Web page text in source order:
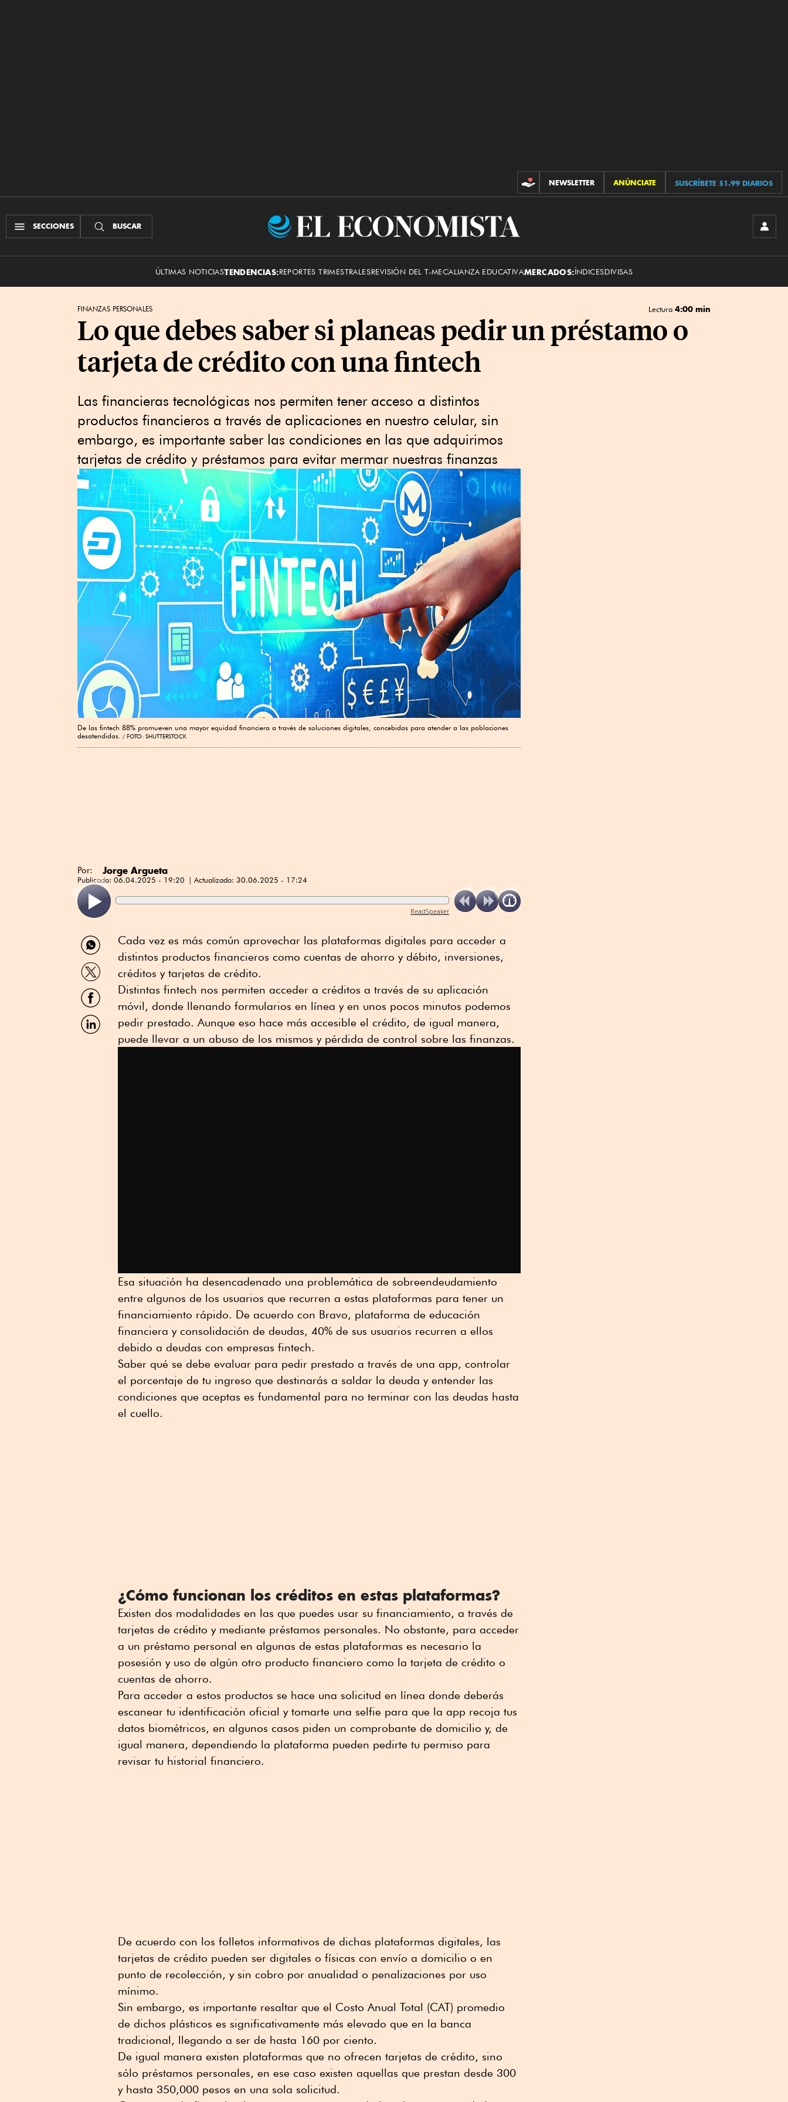
CONTRIBUCIONES
NEWSLETTER ANÚNCIATE SUSCRÍBETE $1.99 DIARIOS
SECCIONES BUSCAR
El
ÚLTIMAS NOTICIASTENDENCIAS:REPORTES TRIMESTRALESREVISIÓN DEL T-MECALIANZA EDUCATIVAMERCADOS:ÍNDICESDIVISAS
FINANZAS PERSONALES Lectura 4:00 min
Lo que debes saber si planeas pedir un préstamo o
tarjeta de crédito con una fintech
Las financieras tecnológicas nos permiten tener acceso a distintos
productos financieros a través de aplicaciones en nuestro celular, sin
embargo, es importante saber las condiciones en las que adquirimos
tarjetas de crédito y préstamos para evitar mermar nuestras finanzas
De las fintech 88% promueven una mayor equidad financiera a través de soluciones digitales, concebidas para atender a las poblaciones
desatendidas.
FOTO: SHUTTERSTOCK
Por: Jorge Argueta
Publicado: 06.04.2025 - 19:20 Actualizado: 30.06.2025 - 17:24
ReadSpeaker
Compartir
por
WhatsApp
Compartir
por
Twitter
Compartir
por
Facebook
Compartir
por
Cada vez es más común aprovechar las plataformas digitales para acceder a
distintos productos financieros como cuentas de ahorro y débito, inversiones,
créditos y tarjetas de crédito.
Distintas fintech nos permiten acceder a créditos a través de su aplicación
móvil, donde llenando formularios en línea y en unos pocos minutos podemos
pedir prestado. Aunque eso hace más accesible el crédito, de igual manera,
puede llevar a un abuso de los mismos y pérdida de control sobre las finanzas.
Esa situación ha desencadenado una problemática de sobreendeudamiento
entre algunos de los usuarios que recurren a estas plataformas para tener un
financiamiento rápido. De acuerdo con Bravo, plataforma de educación
financiera y consolidación de deudas, 40% de sus usuarios recurren a ellos
debido a deudas con empresas fintech.
Saber qué se debe evaluar para pedir prestado a través de una app, controlar
el porcentaje de tu ingreso que destinarás a saldar la deuda y entender las
condiciones que aceptas es fundamental para no terminar con las deudas hasta
el cuello.
¿Cómo funcionan los créditos en estas plataformas?
Existen dos modalidades en las que puedes usar su financiamiento, a través de
tarjetas de crédito y mediante préstamos personales. No obstante, para acceder
a un préstamo personal en algunas de estas plataformas es necesario la
posesión y uso de algún otro producto financiero como la tarjeta de crédito o
cuentas de ahorro.
Para acceder a estos productos se hace una solicitud en línea donde deberás
escanear tu identificación oficial y tomarte una selfie para que la app recoja tus
datos biométricos, en algunos casos piden un comprobante de domicilio y, de
igual manera, dependiendo la plataforma pueden pedirte tu permiso para
revisar tu historial financiero.
De acuerdo con los folletos informativos de dichas plataformas digitales, las
tarjetas de crédito pueden ser digitales o físicas con envío a domicilio o en
punto de recolección, y sin cobro por anualidad o penalizaciones por uso
mínimo.
Sin embargo, es importante resaltar que el Costo Anual Total (CAT) promedio
de dichos plásticos es significativamente más elevado que en la banca
tradicional, llegando a ser de hasta 160 por ciento.
De igual manera existen plataformas que no ofrecen tarjetas de crédito, sino
sólo préstamos personales, en ese caso existen aquellas que prestan desde 300
y hasta 350,000 pesos en una sola solicitud.